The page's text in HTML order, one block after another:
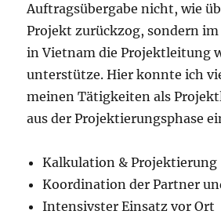
Auftragsübergabe nicht, wie
Projekt zurückzog, sondern im
in Vietnam die Projektleitung
unterstütze. Hier konnte ich
meinen Tätigkeiten als
aus der Projektierungsphase
Kalkulation & Projektierung
Koordination der Partner
Intensivster Einsatz vor Ort